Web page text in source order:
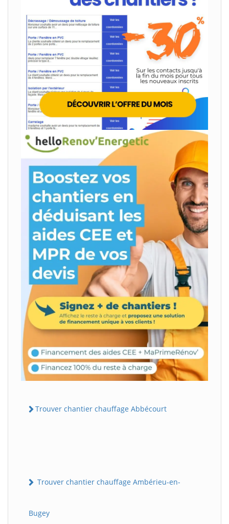
Trouver chantier chauffage Abbécourt
Trouver chantier chauffage Ambérieu-en-
Bugey